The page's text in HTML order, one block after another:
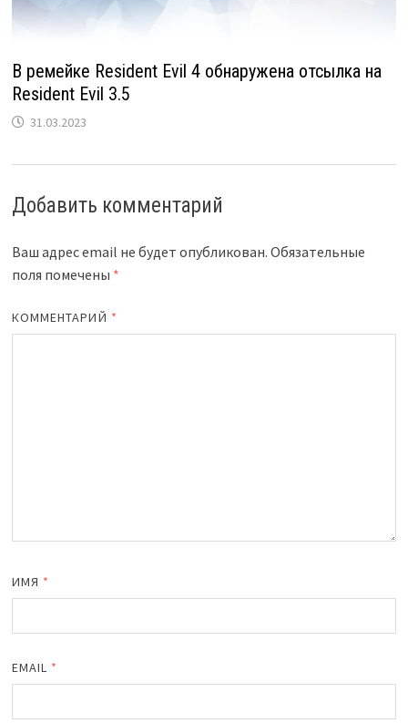
В ремейке Resident Evil 4 обнаружена отсылка на
Resident Evil 3.5
31.03.2023
Добавить комментарий
Ваш адрес email не будет опубликован. Обязательные
поля помечены *
КОММЕНТАРИЙ *
ИМЯ *
EMAIL *